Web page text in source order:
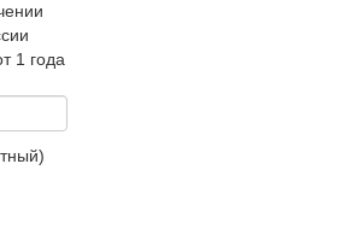
1 года